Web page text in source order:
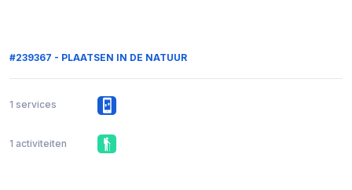
#239367 - PLAATSEN IN DE NATUUR
1 services
1 activiteiten